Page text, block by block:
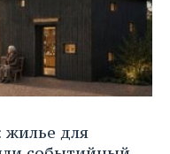
жилье для